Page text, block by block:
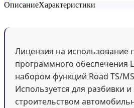
ОписаниеХарактеристики
Лицензия на использование
программного обеспечения
набором функций Road TS/
Используется для разбивки и
строительством